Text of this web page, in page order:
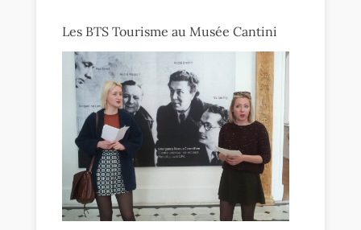
Les BTS Tourisme au Musée Cantini